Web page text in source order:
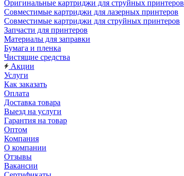
Оригинальные картриджи для струйных принтеров
Совместимые картриджи для лазерных принтеров
Совместимые картриджи для струйных принтеров
Запчасти для принтеров
Материалы для заправки
Бумага и пленка
Чистящие средства
Акции
Услуги
Как заказать
Оплата
Доставка товара
Выезд на услуги
Гарантия на товар
Оптом
Компания
О компании
Отзывы
Вакансии